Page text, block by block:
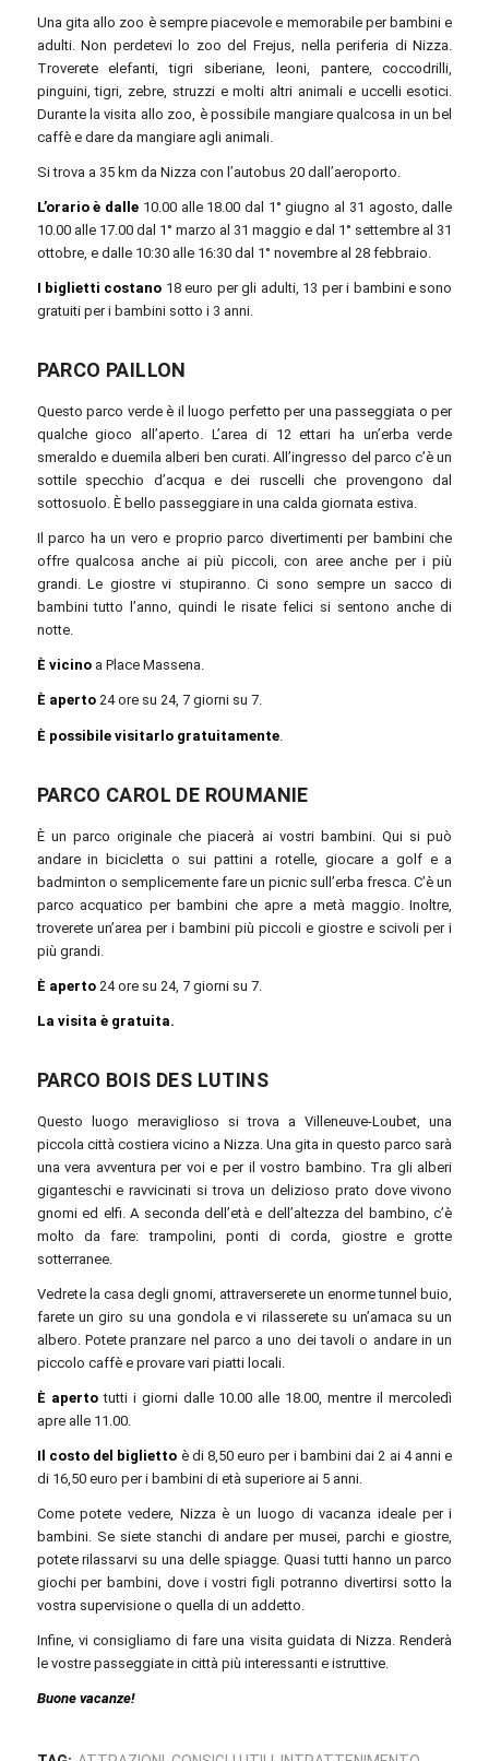
Una gita allo zoo è sempre piacevole e memorabile per bambini e
adulti. Non perdetevi lo zoo del Frejus, nella periferia di Nizza.
Troverete elefanti, tigri siberiane, leoni, pantere, coccodrilli,
pinguini, tigri, zebre, struzzi e molti altri animali e uccelli esotici.
Durante la visita allo zoo, è possibile mangiare qualcosa in un bel
caffè e dare da mangiare agli animali.
Si trova a 35 km da Nizza con l’autobus 20 dall’aeroporto.
L’orario è dalle 10.00 alle 18.00 dal 1° giugno al 31 agosto, dalle
10.00 alle 17.00 dal 1° marzo al 31 maggio e dal 1° settembre al 31
ottobre, e dalle 10:30 alle 16:30 dal 1° novembre al 28 febbraio.
I biglietti costano 18 euro per gli adulti, 13 per i bambini e sono
gratuiti per i bambini sotto i 3 anni.
PARCO PAILLON
Questo parco verde è il luogo perfetto per una passeggiata o per
qualche gioco all’aperto. L’area di 12 ettari ha un’erba verde
smeraldo e duemila alberi ben curati. All’ingresso del parco c’è un
sottile specchio d’acqua e dei ruscelli che provengono dal
sottosuolo. È bello passeggiare in una calda giornata estiva.
Il parco ha un vero e proprio parco divertimenti per bambini che
offre qualcosa anche ai più piccoli, con aree anche per i più
grandi. Le giostre vi stupiranno. Ci sono sempre un sacco di
bambini tutto l’anno, quindi le risate felici si sentono anche di
notte.
È vicinoa Place Massena.
È aperto24 ore su 24, 7 giorni su 7.
È possibile visitarlo gratuitamente.
PARCO CAROL DE ROUMANIE
È un parco originale che piacerà ai vostri bambini. Qui si può
andare in bicicletta o sui pattini a rotelle, giocare a golf e a
badminton o semplicemente fare un picnic sull’erba fresca. C’è un
parco acquatico per bambini che apre a metà maggio. Inoltre,
troverete un’area per i bambini più piccoli e giostre e scivoli per i
più grandi.
È aperto24 ore su 24, 7 giorni su 7.
La visita è gratuita.
PARCO BOIS DES LUTINS
Questo luogo meraviglioso si trova a Villeneuve-Loubet, una
piccola città costiera vicino a Nizza. Una gita in questo parco sarà
una vera avventura per voi e per il vostro bambino. Tra gli alberi
giganteschi e ravvicinati si trova un delizioso prato dove vivono
gnomi ed elfi. A seconda dell’età e dell’altezza del bambino, c’è
molto da fare: trampolini, ponti di corda, giostre e grotte
sotterranee.
Vedrete la casa degli gnomi, attraverserete un enorme tunnel buio,
farete un giro su una gondola e vi rilasserete su un’amaca su un
albero. Potete pranzare nel parco a uno dei tavoli o andare in un
piccolo caffè e provare vari piatti locali.
È apertotutti i giorni dalle 10.00 alle 18.00, mentre il mercoledì
apre alle 11.00.
Il costo del biglietto è di 8,50 euro per i bambini dai 2 ai 4 anni e
di 16,50 euro per i bambini di età superiore ai 5 anni.
Come potete vedere, Nizza è un luogo di vacanza ideale per i
bambini. Se siete stanchi di andare per musei, parchi e giostre,
potete rilassarvi su una delle spiagge. Quasi tutti hanno un parco
giochi per bambini, dove i vostri figli potranno divertirsi sotto la
vostra supervisione o quella di un addetto.
Infine, vi consigliamo di fare una visita guidata di Nizza. Renderà
le vostre passeggiate in città più interessanti e istruttive.
Buone vacanze!